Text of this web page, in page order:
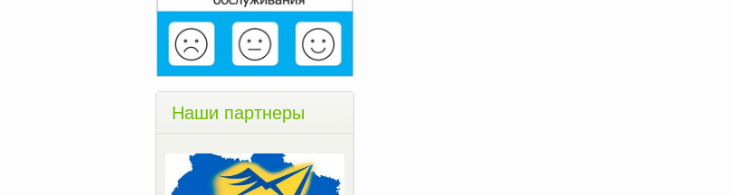
Наши партнеры